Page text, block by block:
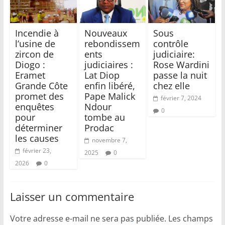
Incendie à
l’usine de
zircon de
Diogo :
Eramet
Grande Côte
promet des
enquêtes
pour
déterminer
les causes
février 23,
2026
0
Nouveaux
rebondissem
ents
judiciaires :
Lat Diop
enfin libéré,
Pape Malick
Ndour
tombe au
Prodac
novembre 7,
2025
0
Sous
contrôle
judiciaire:
Rose Wardini
passe la nuit
chez elle
février 7, 2024
0
Laisser un commentaire
Votre adresse e-mail ne sera pas publiée. Les champs